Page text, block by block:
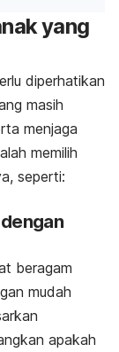
yang
diperhatikan
masih
menjaga
memilih
seperti:
dengan
beragam
mudah
apakah